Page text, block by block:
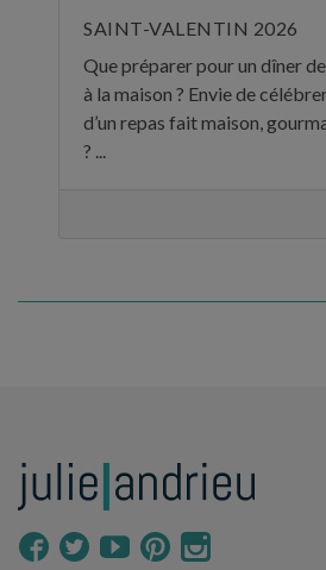
SAINT-VALENTIN 2026
Que préparer pour un dîner
à la maison ? Envie de
d’un repas fait maison,
? ...